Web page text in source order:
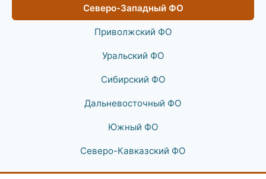
Северо-Западный ФО
Приволжский ФО
Уральский ФО
Сибирский ФО
Дальневосточный ФО
Южный ФО
Северо-Кавказский ФО